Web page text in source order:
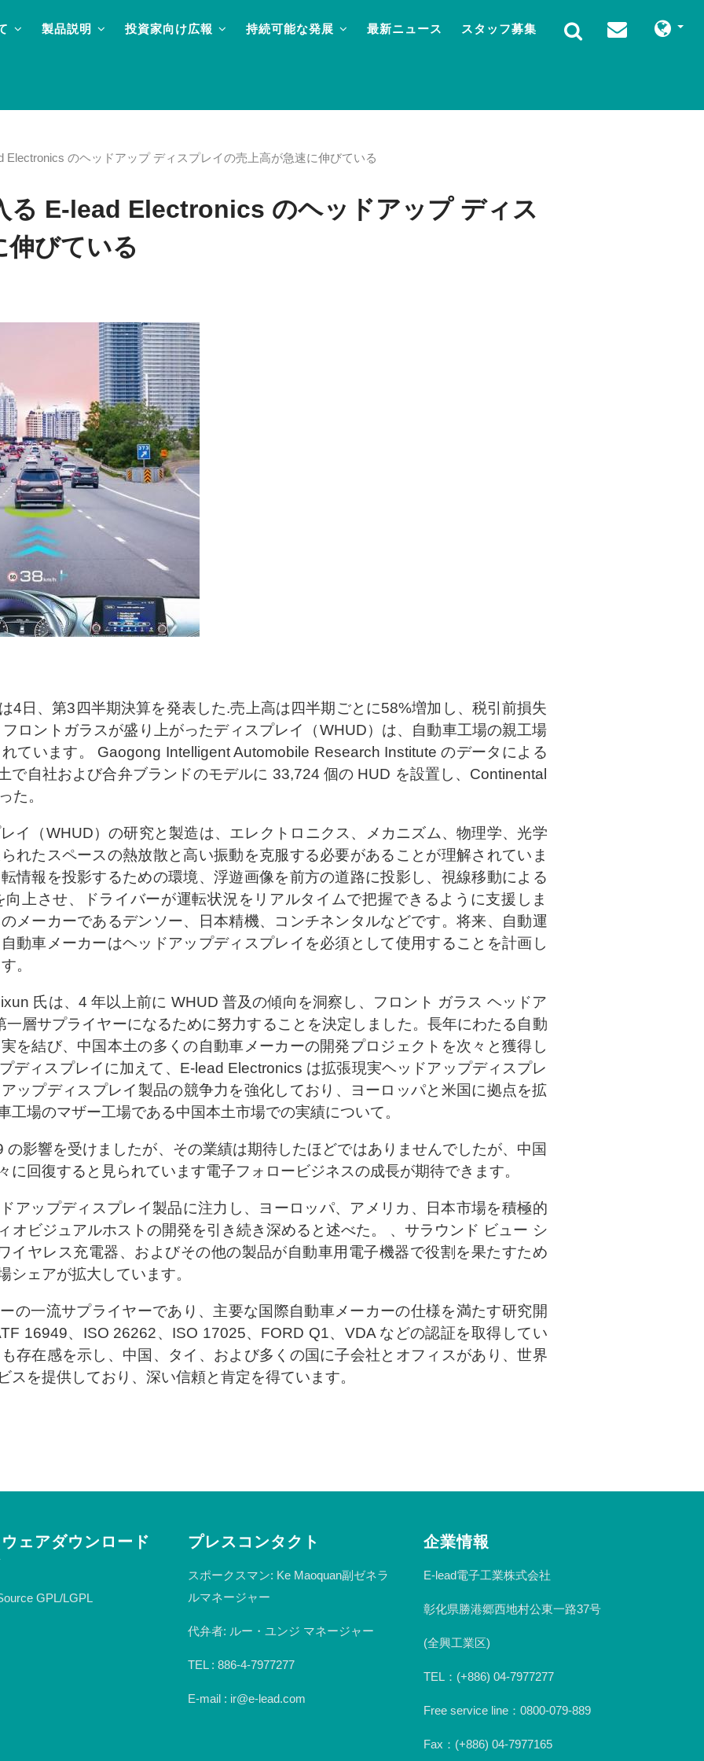
製品説明 投資家向け広報 持続可能な発展 最新ニュース スタッフ募集
Electronics のヘッドアップ ディスプレイの売上高が急速に伸びている
る E-lead Electronics のヘッドアップ ディス
びている
4日、第3四半期決算を発表した.売上高は四半期ごとに58%増加し、税引前損失
ロントガラスが盛り上がったディスプレイ（WHUD）は、自動車工場の親工場
ています。 Gaogong Intelligent Automobile Research Institute のデータによる
で自社および合弁ブランドのモデルに 33,724 個の HUD を設置し、Continental
た。
イ（WHUD）の研究と製造は、エレクトロニクス、メカニズム、物理学、光学
れたスペースの熱放散と高い振動を克服する必要があることが理解されていま
情報を投影するための環境、浮遊画像を前方の道路に投影し、視線移動による
上させ、ドライバーが運転状況をリアルタイムで把握できるように支援しま
メーカーであるデンソー、日本精機、コンチネンタルなどです。将来、自動運
動車メーカーはヘッドアップディスプレイを必須として使用することを計画し
。
氏は、4 年以上前に WHUD 普及の傾向を洞察し、フロント ガラス ヘッドア
層サプライヤーになるために努力することを決定しました。長年にわたる自動
を結び、中国本土の多くの自動車メーカーの開発プロジェクトを次々と獲得し
ディスプレイに加えて、E-lead Electronics は拡張現実ヘッドアップディスプレ
ップディスプレイ製品の競争力を強化しており、ヨーロッパと米国に拠点を拡
場のマザー工場である中国本土市場での実績について。
影響を受けましたが、その業績は期待したほどではありませんでしたが、中国
回復すると見られています電子フォロービジネスの成長が期待できます。
アップディスプレイ製品に注力し、ヨーロッパ、アメリカ、日本市場を積極的
オビジュアルホストの開発を引き続き深めると述べた。 、サラウンド ビュー シ
イヤレス充電器、およびその他の製品が自動車用電子機器で役割を果たすため
ェアが拡大しています。
の一流サプライヤーであり、主要な国際自動車メーカーの仕様を満たす研究開
16949、ISO 26262、ISO 17025、FORD Q1、VDA などの認証を取得してい
存在感を示し、中国、タイ、および多くの国に子会社とオフィスがあり、世界
を提供しており、深い信頼と肯定を得ています。
ェアダウンロード
GPL/LGPL
プレスコンタクト
スポークスマン: Ke Maoquan副ゼネラ
ルマネージャー
代弁者: ルー・ユンジ マネージャー
TEL : 886-4-7977277
E-mail : ir@e-lead.com
企業情報
E-lead電子工業株式会社
彰化県勝港郷西地村公東一路37号
(全興工業区)
TEL：(+886) 04-7977277
Free service line：0800-079-889
Fax：(+886) 04-7977165